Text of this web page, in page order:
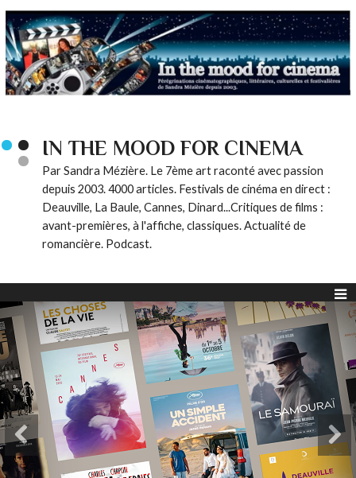
IN THE MOOD FOR CINEMA
Par Sandra Mézière. Le 7ème art raconté avec passion
depuis 2003. 4000 articles. Festivals de cinéma en direct :
Deauville, La Baule, Cannes, Dinard...Critiques de films :
avant-premières, à l'affiche, classiques. Actualité de
romancière. Podcast.